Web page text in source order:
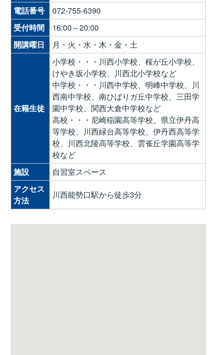
電話番号
072-755-6390
受付時間
16:00～20:00
開講曜日
月・火・水・木・金・土
在籍生徒
小学校・・・川西小学校、桜が丘小学校、
けやき坂小学校、川西北小学校など
中学校・・・川西中学校、明峰中学校、川
西南中学校、南ひばりガ丘中学校、三田学
園中学校、関西大倉中学校など
高校・・・尼崎稲園高等学校、県立伊丹高
等学校、川西緑台高等学校、伊丹西高等学
校、川西北陵高等学校、雲雀丘学園高等学
校など
施設
自習室スペース
アクセス
方法
川西能勢口駅から徒歩3分